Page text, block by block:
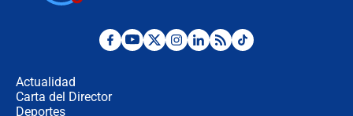
Desde dermatitis hasta infecciones:
Actualidad
Carta del Director
Deportes